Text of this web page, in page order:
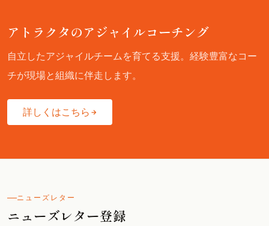
アトラクタのアジャイルコーチング
自立したアジャイルチームを育てる支援。経験豊富なコー
チが現場と組織に伴走します。
詳しくはこちら
ニューズレター
ニューズレター登録